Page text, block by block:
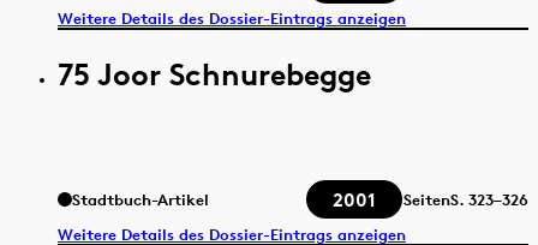
Weitere Details des Dossier-Eintrags anzeigen
75 Joor Schnurebegge
Stadtbuch-Artikel 2001 SeitenS. 323–326
Weitere Details des Dossier-Eintrags anzeigen